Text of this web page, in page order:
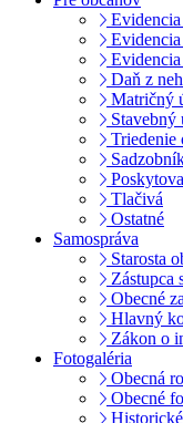
Daň z
Matričný
Stavebný
Triedenie
Tlačivá
Ostatné
Samospráva
Starosta
Zástupca
Obecné
Hlavný
Zákon o
Fotogaléria
Obecná
Obecné